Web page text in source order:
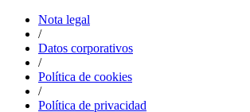
Nota legal
/
Datos corporativos
/
Política de cookies
/
Política de privacidad